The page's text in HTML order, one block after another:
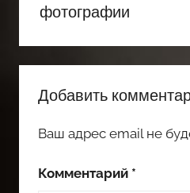
фотографии
Добавить
Ваш адрес email не
Комментарий *